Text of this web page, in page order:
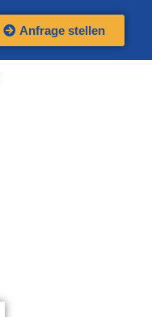
Anfrage stellen